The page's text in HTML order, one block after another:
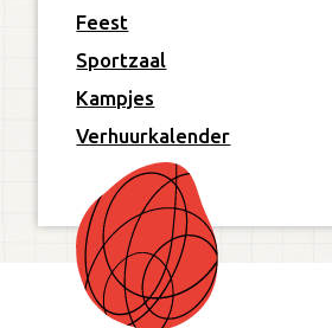
Feest
Sportzaal
Kampjes
Verhuurkalender